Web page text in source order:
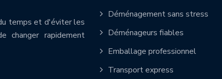
temps et d'éviter les
changer rapidement
Déménagement sans stress
Déménageurs fiables
Emballage professionnel
Transport express